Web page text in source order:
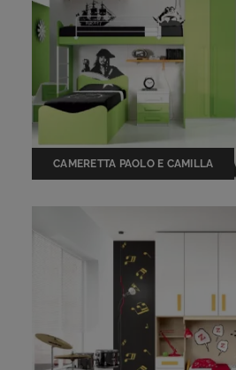
CAMERETTA PAOLO E CAMILLA